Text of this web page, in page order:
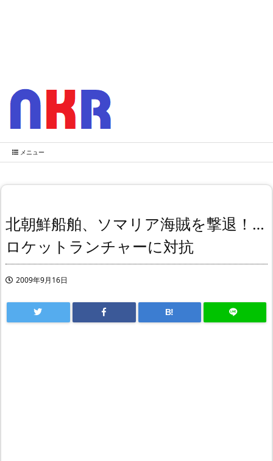
メニュー
北朝鮮船舶、ソマリア海賊を撃退！…
ロケットランチャーに対抗
2009年9月16日
B!